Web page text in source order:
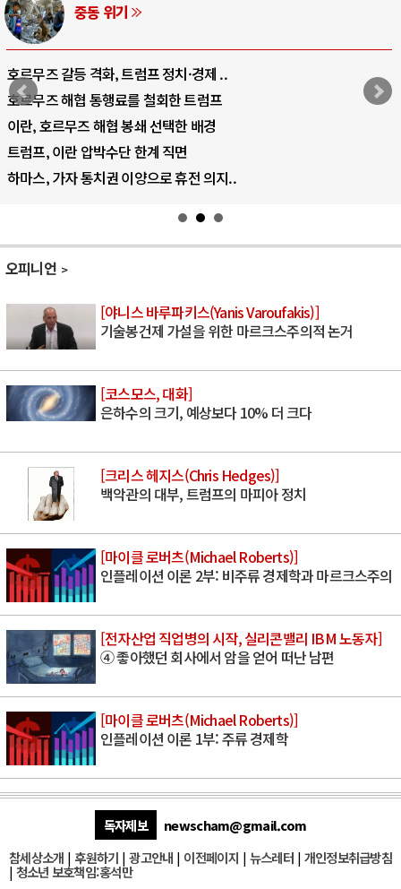
AI와 인간
중국 AI, 저가 공세로 글로벌 토큰 시..
AI 국부펀드 구상 놓고 미국 진보진영 ..
AI 데이터센터 반대 투쟁은 새로운 글로..
AI의 숨은 환경 비용: 데이터센터 확산..
AI는 어떻게 미국 민주주의를 잠식하고 ..
오피니언
[야니스 바루파키스(Yanis Varoufakis)]
기술봉건제 가설을 위한 마르크스주의적 논거
[코스모스, 대화]
은하수의 크기, 예상보다 10% 더 크다
[크리스 헤지스(Chris Hedges)]
백악관의 대부, 트럼프의 마피아 정치
[마이클 로버츠(Michael Roberts)]
인플레이션 이론 2부: 비주류 경제학과 마르크스주의
[전자산업 직업병의 시작, 실리콘밸리 IBM 노동자]
④ 좋아했던 회사에서 암을 얻어 떠난 남편
[마이클 로버츠(Michael Roberts)]
인플레이션 이론 1부: 주류 경제학
독자제보
newscham@gmail.com
참세상소개 | 후원하기 |광고안내 | 이전페이지 | 뉴스레터| 개인정보취급방침
| 청소년 보호책임:홍석만